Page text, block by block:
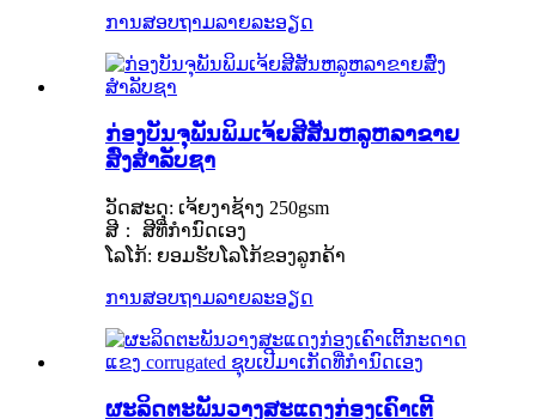
ການສອບຖາມລາຍລະອຽດ
ກ່ອງບັນຈຸພັນພິມເຈ້ຍສີສັນຫລູຫລາຂາຍ
ສົ່ງສຳລັບຊາ
ວັດສະດຸ: ເຈ້ຍງາຊ້າງ 250gsm
ສີ： ສີທີ່ກຳນົດເອງ
ໂລໂກ້: ຍອມຮັບໂລໂກ້ຂອງລູກຄ້າ
ການສອບຖາມລາຍລະອຽດ
ຜະລິດຕະພັນວາງສະແດງກ່ອງເຄົາເຕີ້